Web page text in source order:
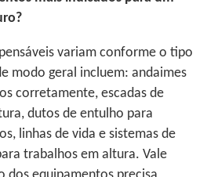
variam conforme o tipo
modo geral incluem: andaimes
corretamente, escadas de
dutos de entulho para
linhas de vida e sistemas de
trabalhos em altura. Vale